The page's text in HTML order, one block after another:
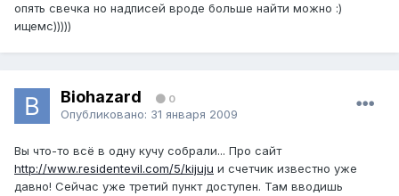
опять свечка но надписей вроде больше найти можно :)
ищемс)))))
Biohazard 0
Опубликовано: 31 января 2009
Вы что-то всё в одну кучу собрали... Про сайт
http://www.residentevil.com/5/kijuju и счетчик известно уже
давно! Сейчас уже третий пункт доступен. Там вводишь